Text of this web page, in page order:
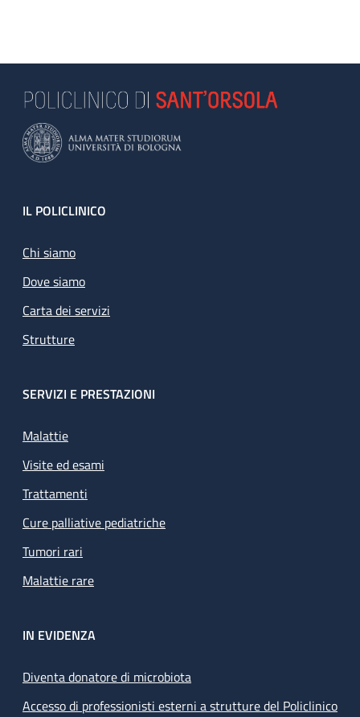
Footer
IL POLICLINICO
Chi siamo
Dove siamo
Carta dei servizi
Strutture
SERVIZI E PRESTAZIONI
Malattie
Visite ed esami
Trattamenti
Cure palliative pediatriche
Tumori rari
Malattie rare
IN EVIDENZA
Diventa donatore di microbiota
Accesso di professionisti esterni a strutture del Policlinico